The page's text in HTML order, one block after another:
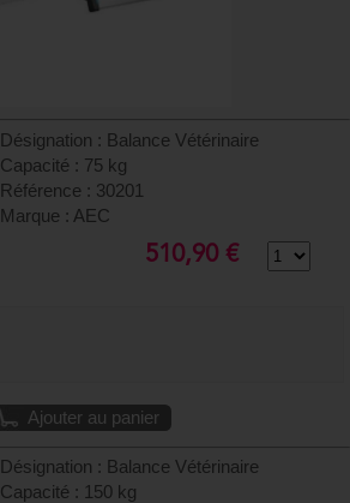
Désignation : Balance Vétérinaire
Capacité : 75 kg
Référence : 30201
Marque : AEC
510,90 €
Ajouter au panier
Désignation : Balance Vétérinaire
Capacité : 150 kg